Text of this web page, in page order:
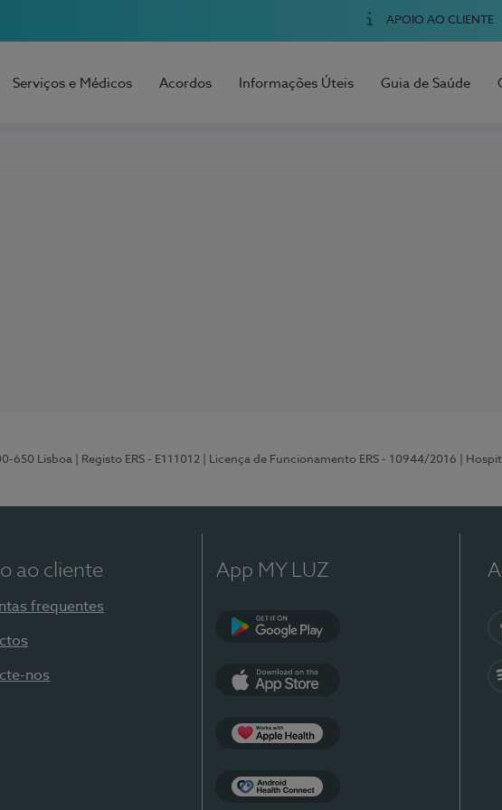
APOIO AO CLIENTE
Serviços e Médicos Acordos Informações Úteis Guia de Saúde
650 Lisboa | Registo ERS - E111012 | Licença de Funcionamento ERS - 10944/2016 |
ao cliente
frequentes
nos
App MY LUZ